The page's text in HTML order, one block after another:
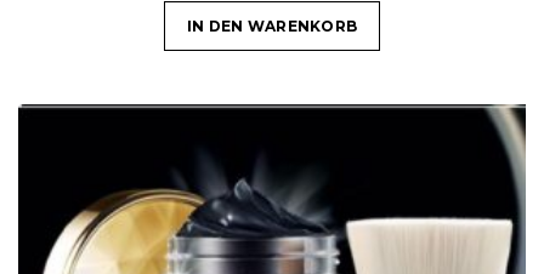
IN DEN WARENKORB